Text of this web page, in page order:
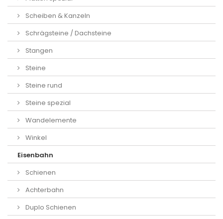
Scheiben & Kanzeln
Schrägsteine / Dachsteine
Stangen
Steine
Steine rund
Steine spezial
Wandelemente
Winkel
Eisenbahn
Schienen
Achterbahn
Duplo Schienen